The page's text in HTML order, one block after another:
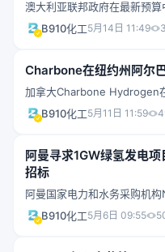
澳大利亚联邦政府在最新预
诺的清洁能源制造资金，电
影响。但家庭电池补贴计划
B910化工5月14日 11:49
Charbone在纽约州阿尔
加拿大Charbone Hydrogen
心，也是首个美国设施。该
绿色氢气生产和分销网络的重
B910化工5月11日 11:59
阿曼寻求1GW绿氢发电
招标
阿曼国家电力和水务采购机
对一座800MW至1GW氢基独
估。提案截止日期为6月21日
B910化工5月6日 09:55